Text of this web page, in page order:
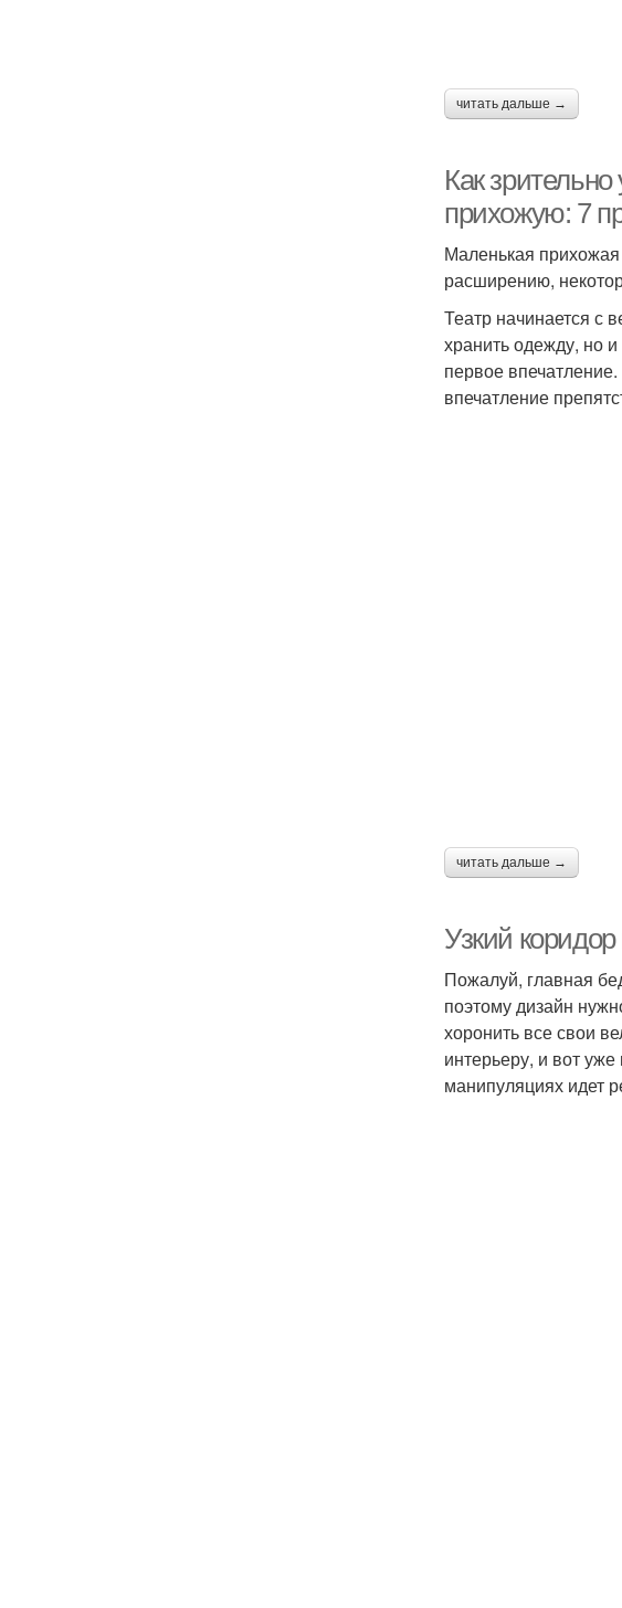
читать дальше →
Как
прихожую: 7
Маленькая
расширению,
Театр начинается с
хранить одежду, но
первое
впечатление
читать дальше →
Узкий
Пожалуй, главная
поэтому дизайн
хоронить все свои
интерьеру, и вот
манипуляциях идет